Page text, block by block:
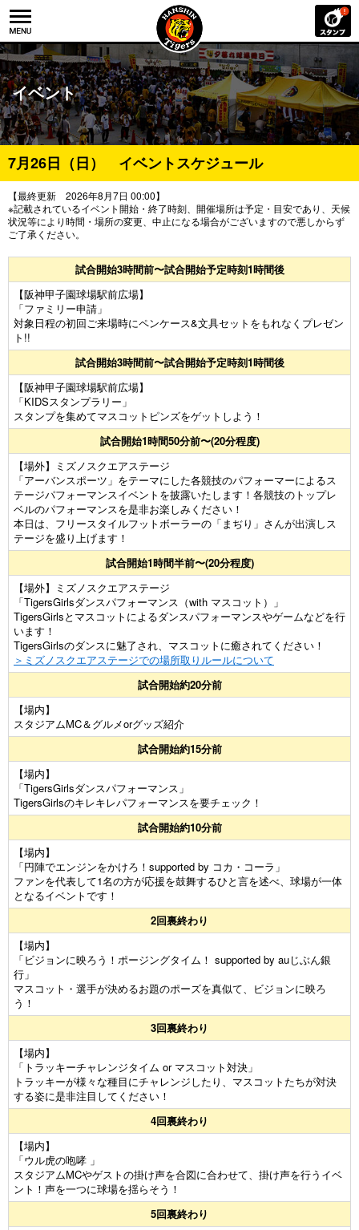
イベント
7月26日（日） イベントスケジュール
【最終更新 2026年8月7日 00:00】
※記載されているイベント開始・終了時刻、開催場所は予定・目安であり、天候
状況等により時間・場所の変更、中止になる場合がございますので悪しからず
ご了承ください。
試合開始3時間前〜試合開始予定時刻1時間後
【阪神甲子園球場駅前広場】
「ファミリー申請」
対象日程の初回ご来場時にペンケース&文具セットをもれなくプレゼン
ト!!
試合開始3時間前〜試合開始予定時刻1時間後
【阪神甲子園球場駅前広場】
「KIDSスタンプラリー」
スタンプを集めてマスコットピンズをゲットしよう！
試合開始1時間50分前〜(20分程度)
【場外】ミズノスクエアステージ
「アーバンスポーツ」をテーマにした各競技のパフォーマーによるス
テージパフォーマンスイベントを披露いたします！各競技のトップレ
ベルのパフォーマンスを是非お楽しみください！
本日は、フリースタイルフットボーラーの「まぢり」さんが出演しス
テージを盛り上げます！
試合開始1時間半前〜(20分程度)
【場外】ミズノスクエアステージ
「TigersGirlsダンスパフォーマンス（with マスコット）」
TigersGirlsとマスコットによるダンスパフォーマンスやゲームなどを行
います！
TigersGirlsのダンスに魅了され、マスコットに癒されてください！
＞ミズノスクエアステージでの場所取りルールについて
試合開始約20分前
【場内】
スタジアムMC＆グルメorグッズ紹介
試合開始約15分前
【場内】
「TigersGirlsダンスパフォーマンス」
TigersGirlsのキレキレパフォーマンスを要チェック！
試合開始約10分前
【場内】
「円陣でエンジンをかけろ！supported by コカ・コーラ」
ファンを代表して1名の方が応援を鼓舞するひと言を述べ、球場が一体
となるイベントです！
2回裏終わり
【場内】
「ビジョンに映ろう！ポージングタイム！ supported by auじぶん銀
行」
マスコット・選手が決めるお題のポーズを真似て、ビジョンに映ろ
う！
3回裏終わり
【場内】
「トラッキーチャレンジタイム or マスコット対決」
トラッキーが様々な種目にチャレンジしたり、マスコットたちが対決
する姿に是非注目してください！
4回裏終わり
【場内】
「ウル虎の咆哮 」
スタジアムMCやゲストの掛け声を合図に合わせて、掛け声を行うイベ
ント！声を一つに球場を揺らそう！
5回裏終わり